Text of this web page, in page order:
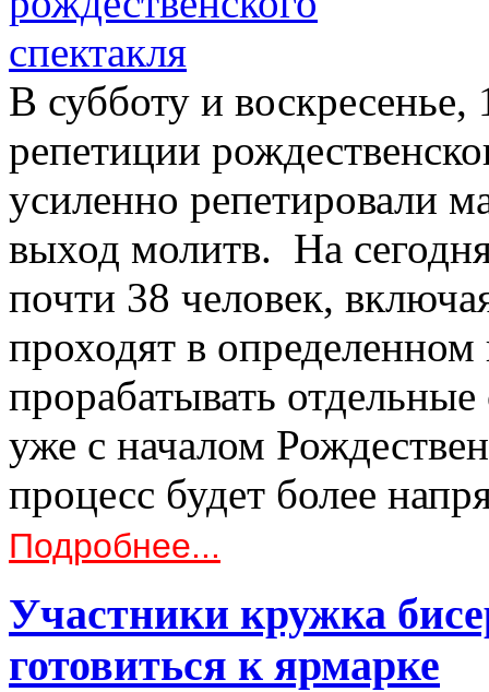
В субботу и
репетиции
усиленно репетировали
выход молитв. На сегодня
почти 38 человек,
проходят в
прорабатывать
уже с началом
процесс будет более
Подробнее...
Участники кружка
готовиться к ярмарке